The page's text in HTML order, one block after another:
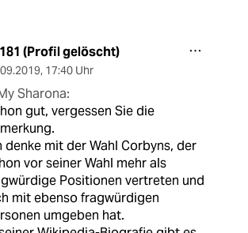
(Profil gelöscht)
, 17:40 Uhr
Sharona:
gut, vergessen Sie die
denke mit der Wahl Corbyns, der
vor seiner Wahl mehr als
Positionen vertreten und
mit ebenso fragwürdigen
umgeben hat.